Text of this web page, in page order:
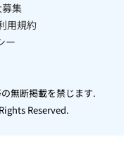
集
用規約
ー
無断掲載を禁じます.
Reserved.